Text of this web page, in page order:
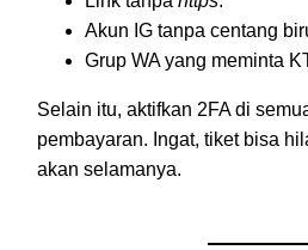
Akun IG tanpa centang
Grup WA yang meminta
Selain itu, aktifkan 2FA di
pembayaran. Ingat, tiket bisa
akan selamanya.